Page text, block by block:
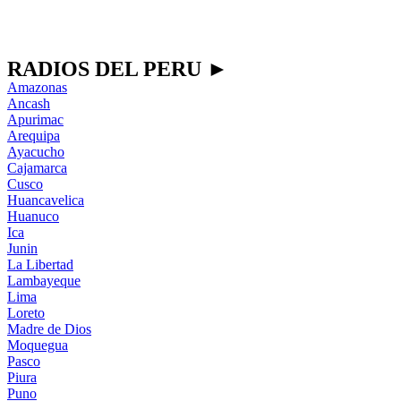
RADIOS DEL PERU ►
Amazonas
Ancash
Apurimac
Arequipa
Ayacucho
Cajamarca
Cusco
Huancavelica
Huanuco
Ica
Junin
La Libertad
Lambayeque
Lima
Loreto
Madre de Dios
Moquegua
Pasco
Piura
Puno